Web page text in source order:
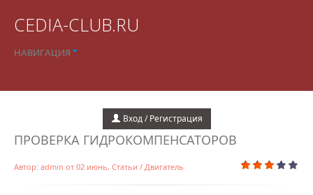
CEDIA-CLUB.RU
НАВИГАЦИЯ
Вход / Регистрация
ПРОВЕРКА ГИДРОКОМПЕНСАТОРОВ
Автор: admin от 02 июнь, Статьи / Двигатель